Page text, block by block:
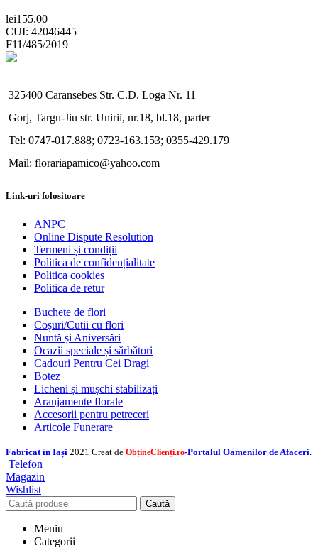
lei155.00
CUI: 42046445
F11/485/2019
325400 Caransebes Str. C.D. Loga Nr. 11
Gorj, Targu-Jiu str. Unirii, nr.18, bl.18, parter
Tel: 0747-017.888; 0723-163.153; 0355-429.179
Mail: florariapamico@yahoo.com
Link-uri folositoare
ANPC
Online Dispute Resolution
Termeni și condiții
Politica de confidențialitate
Politica cookies
Politica de retur
Buchete de flori
Coșuri/Cutii cu flori
Nuntă și Aniversări
Ocazii speciale și sărbători
Cadouri Pentru Cei Dragi
Botez
Licheni și mușchi stabilizați
Aranjamente florale
Accesorii pentru petreceri
Articole Funerare
Fabricat în Iași 2021 Creat de ObțineClienți.ro-Portalul Oamenilor de Afaceri
Telefon
Magazin
Wishlist
Caută
Meniu
Categorii